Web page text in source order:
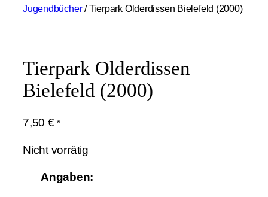
Jugendbücher/ Tierpark Olderdissen Bielefeld (2000)
Tierpark Olderdissen
Bielefeld (2000)
7,50 € *
Nicht vorrätig
Angaben: